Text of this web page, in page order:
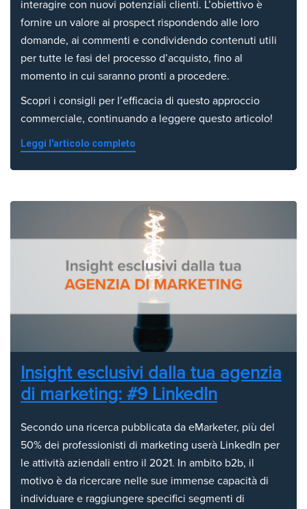
interagire con nuovi potenziali clienti. L’obiettivo è
fornire un valore ai prospect rispondendo alle loro
domande, ai commenti e condividendo contenuti utili
per tutte le fasi del processo d’acquisto, fino al
momento in cui saranno pronti a procedere.
Scopri i consigli per l’efficacia di questo approccio
commerciale, continuando a leggere questo articolo!
Leggi l'articolo completo
Insight esclusivi dalla tua agenzia
di marketing: #9 LinkedIn
Secondo una ricerca pubblicata da eMarketer, più del
50% dei professionisti di marketing userà LinkedIn per
le attività aziendali entro il 2021. In ambito b2b, il
motivo è da ricercare nelle sue immense capacità di
individuare e raggiungere specifici segmenti di